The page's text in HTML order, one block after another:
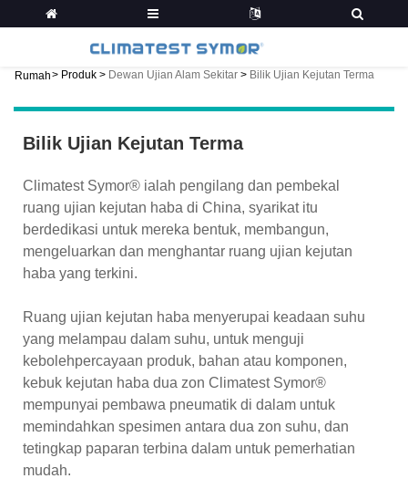
Rumah> Produk > Dewan Ujian Alam Sekitar > Bilik Ujian Kejutan Terma
Bilik Ujian Kejutan Terma
Climatest Symor® ialah pengilang dan pembekal
ruang ujian kejutan haba di China, syarikat itu
berdedikasi untuk mereka bentuk, membangun,
mengeluarkan dan menghantar ruang ujian kejutan
haba yang terkini.
Ruang ujian kejutan haba menyerupai keadaan suhu
yang melampau dalam suhu, untuk menguji
kebolehpercayaan produk, bahan atau komponen,
kebuk kejutan haba dua zon Climatest Symor®
mempunyai pembawa pneumatik di dalam untuk
memindahkan spesimen antara dua zon suhu, dan
tetingkap paparan terbina dalam untuk pemerhatian
mudah.